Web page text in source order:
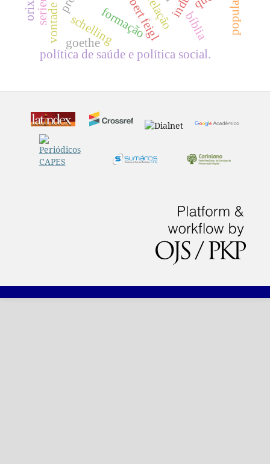
herbert feigl bíblia
relação
formação
política de saúde e política social.
schelling
goethe